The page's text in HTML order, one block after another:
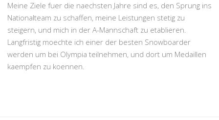
Meine Ziele fuer die naechsten Jahre sind es, den Sprung ins
Nationalteam zu schaffen, meine Leistungen stetig zu
steigern, und mich in der A-Mannschaft zu etablieren.
Langfristig moechte ich einer der besten Snowboarder
werden um bei Olympia teilnehmen, und dort um Medaillen
kaempfen zu koennen.